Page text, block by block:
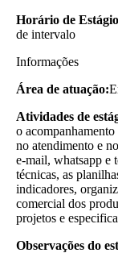
Horário de Estágio
de intervalo
Informações
Área de atuação:
Atividades de
o
no atendimento e
e-mail, whatsapp e
técnicas, as
indicadores,
comercial dos
projetos e
Observações do